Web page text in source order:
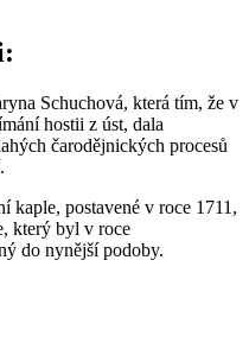
Schuchová, která tím, že v
hostii z úst, dala
čarodějnických procesů
kaple, postavené v roce 1711,
který byl v roce
do nynější podoby.